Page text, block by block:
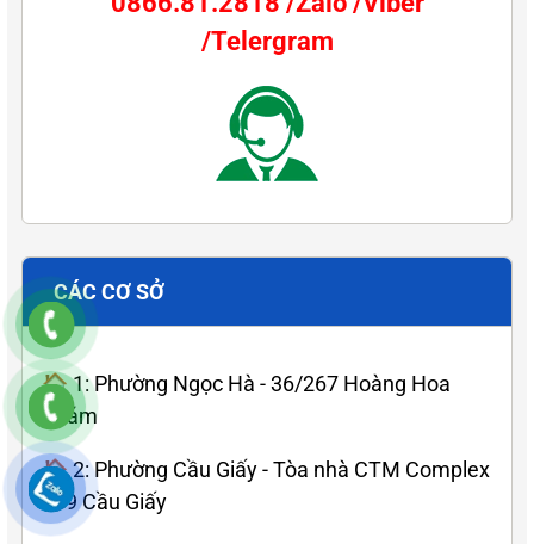
/Telergram
CÁC CƠ SỞ
🏠 1: Phường Ngọc Hà - 36/267 Hoàng Hoa
Thám
🏠 2: Phường Cầu Giấy - Tòa nhà CTM Complex
139 Cầu Giấy